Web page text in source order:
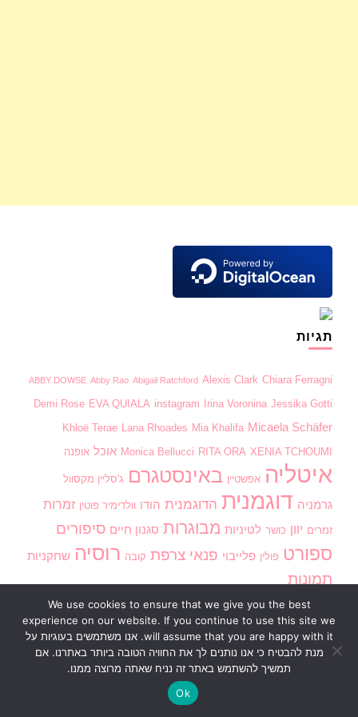
תגיות
ABBY DOWSE Abby Rao Abigail Ratchford Alexis Clark Chiara Ferragni
Demi Rose EVA QUIALA instagram Irina Voronina Jessika Gotti
Khloë Terae Lana Rhoades Mia Khalifa Micaela Schäfer
Monica Bellucci RITA ORA XENIA TCHOUMI אוכל אופנה
איטליה אפשטיין באינסטגרם ג'סליין מקסוול
גרמניה דוגמנית הדוגמנית הודו וולדימיר פוטין זמרות
זמרים יוון כושר לטיניות מבוגרות סגנון חיים סיפורים
ספורט פולין פלייבוי פנאי צרפת קובה רוסיה שחקניות
תמונות
וידוי אנונימי
דירוג תמונות
We use cookies to ensure that we give you the best
experience on our website. If you continue to use this site we
will assume that you are happy with it. אנו משתמשים בעוגיות על
מנת להבטיח כי אנו נותנים לך את החוויה הטובה ביותר באתרנו. אם
תמשיך להשתמש באתר זה נניח שאתה מרוצה ממנו.
Ok